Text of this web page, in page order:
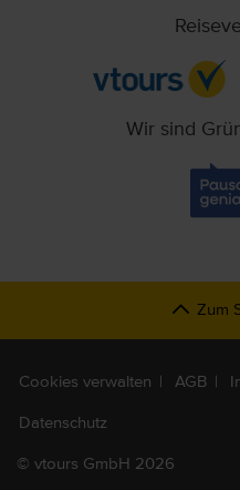
Wir sind
Zum
Cookies verwalten AGB
Datenschutz
© vtours GmbH 2026